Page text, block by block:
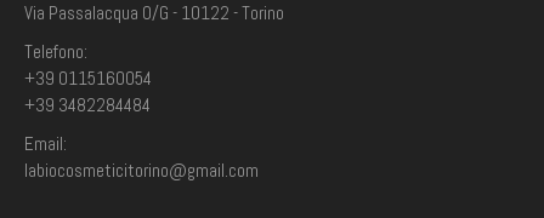
Via Passalacqua 0/G - 10122 - Torino
Telefono:
+39 0115160054
+39 3482284484
Email:
labiocosmeticitorino@gmail.com